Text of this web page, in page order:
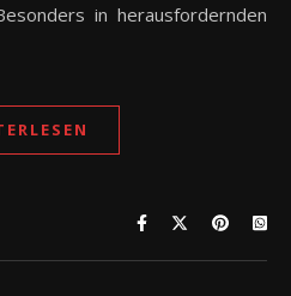
in herausfordernden